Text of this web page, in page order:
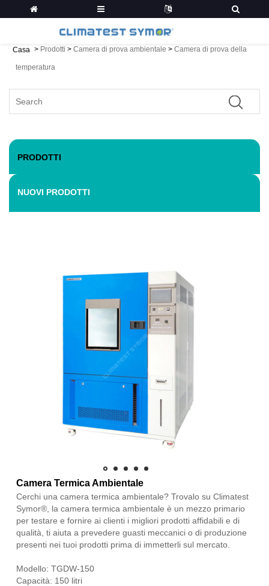
Casa > Prodotti > Camera di prova ambientale > Camera di prova della
temperatura
PRODOTTI
NUOVI PRODOTTI
Camera Termica Ambientale
Cerchi una camera termica ambientale? Trovalo su Climatest
Symor®, la camera termica ambientale è un mezzo primario
per testare e fornire ai clienti i migliori prodotti affidabili e di
qualità, ti aiuta a prevedere guasti meccanici o di produzione
presenti nei tuoi prodotti prima di immetterli sul mercato.
Modello: TGDW-150
Capacità: 150 litri